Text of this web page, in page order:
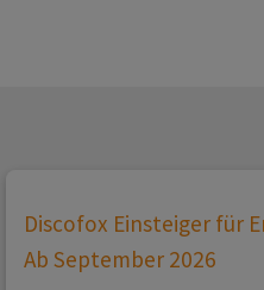
Discofox Einsteiger für
Ab September 2026